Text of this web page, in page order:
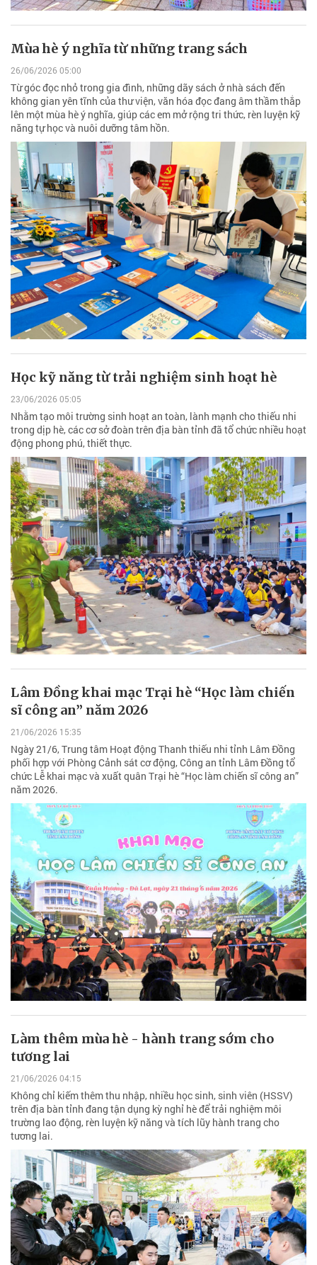
Mùa hè ý nghĩa từ những trang sách
26/06/2026 05:00
Từ góc đọc nhỏ trong gia đình, những dãy sách ở nhà sách đến
không gian yên tĩnh của thư viện, văn hóa đọc đang âm thầm thắp
lên một mùa hè ý nghĩa, giúp các em mở rộng tri thức, rèn luyện kỹ
năng tự học và nuôi dưỡng tâm hồn.
Học kỹ năng từ trải nghiệm sinh hoạt hè
23/06/2026 05:05
Nhằm tạo môi trường sinh hoạt an toàn, lành mạnh cho thiếu nhi
trong dịp hè, các cơ sở đoàn trên địa bàn tỉnh đã tổ chức nhiều hoạt
động phong phú, thiết thực.
Lâm Đồng khai mạc Trại hè “Học làm chiến
sĩ công an” năm 2026
21/06/2026 15:35
Ngày 21/6, Trung tâm Hoạt động Thanh thiếu nhi tỉnh Lâm Đồng
phối hợp với Phòng Cảnh sát cơ động, Công an tỉnh Lâm Đồng tổ
chức Lễ khai mạc và xuất quân Trại hè “Học làm chiến sĩ công an”
năm 2026.
Làm thêm mùa hè - hành trang sớm cho
tương lai
21/06/2026 04:15
Không chỉ kiếm thêm thu nhập, nhiều học sinh, sinh viên (HSSV)
trên địa bàn tỉnh đang tận dụng kỳ nghỉ hè để trải nghiệm môi
trường lao động, rèn luyện kỹ năng và tích lũy hành trang cho
tương lai.